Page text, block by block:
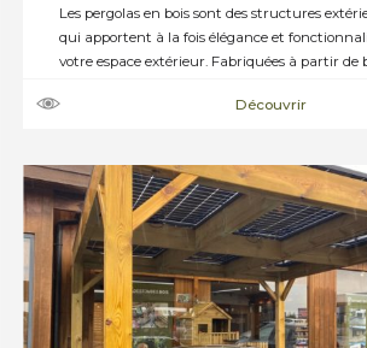
Les pergolas en bois sont des structures
qui apportent à la fois élégance et
votre espace extérieur. Fabriquées à partir de
intemporelle à n’importe quel jardin ou
de […]
Découvrir